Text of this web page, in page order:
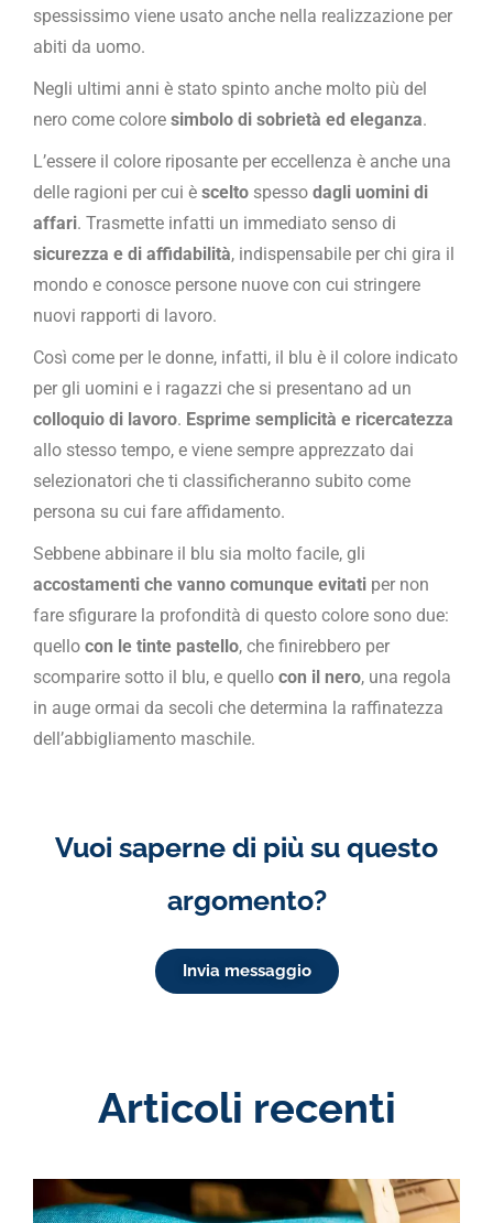
spessissimo viene usato anche nella realizzazione per
abiti da uomo.
Negli ultimi anni è stato spinto anche molto più del
nero come colore simbolo di sobrietà ed eleganza.
L’essere il colore riposante per eccellenza è anche una
delle ragioni per cui è scelto spesso dagli uomini di
affari. Trasmette infatti un immediato senso di
sicurezza e di affidabilità, indispensabile per chi gira il
mondo e conosce persone nuove con cui stringere
nuovi rapporti di lavoro.
Così come per le donne, infatti, il blu è il colore indicato
per gli uomini e i ragazzi che si presentano ad un
colloquio di lavoro. Esprime semplicità e ricercatezza
allo stesso tempo, e viene sempre apprezzato dai
selezionatori che ti classificheranno subito come
persona su cui fare affidamento.
Sebbene abbinare il blu sia molto facile, gli
accostamenti che vanno comunque evitati per non
fare sfigurare la profondità di questo colore sono due:
quello con le tinte pastello, che finirebbero per
scomparire sotto il blu, e quello con il nero, una regola
in auge ormai da secoli che determina la raffinatezza
dell’abbigliamento maschile.
Vuoi saperne di più su questo
argomento?
Invia messaggio
Articoli recenti